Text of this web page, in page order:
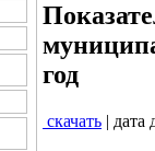
год
скачать | дата